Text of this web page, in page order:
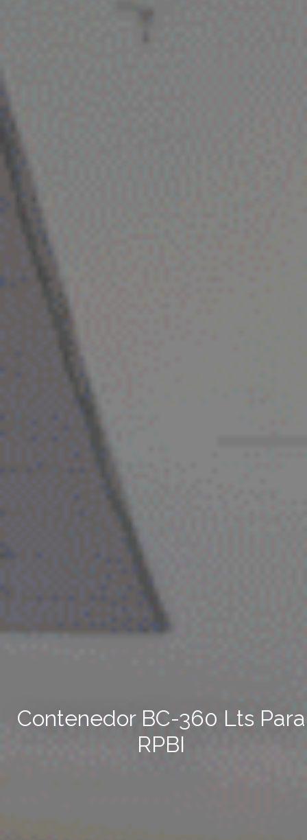
Contenedor BC-360 Lts Para
RPBI